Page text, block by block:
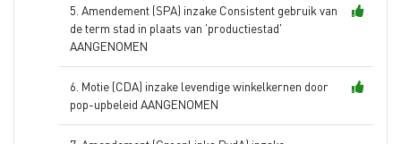
5. Amendement (SPA) inzake Consistent gebruik van
de term stad in plaats van 'productiestad'
AANGENOMEN
6. Motie (CDA) inzake levendige winkelkernen door
pop-upbeleid AANGENOMEN